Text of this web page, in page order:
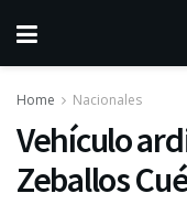
Home Nacionales
Vehículo
Zeballos